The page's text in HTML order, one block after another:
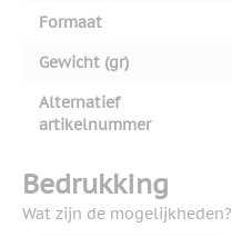
Formaat
Gewicht (gr)
Alternatief
artikelnummer
Bedrukking
Wat zijn de mogelijkheden?